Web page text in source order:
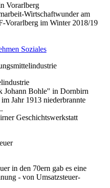
Vorarlberg
Wirtschaftwunder am
Vorarlberg im Winter 2018/19
Soziales
Johann Bohle" in Dornbirn
Jahr 1913 niederbrannte
Geschichtswerkstatt
in den 70ern gab es eine
- von Umsatzsteuer-